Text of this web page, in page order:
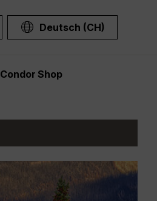
Deutsch (CH)
Condor Shop